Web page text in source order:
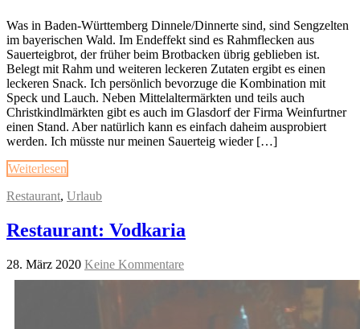
Was in Baden-Württemberg Dinnele/Dinnerte sind, sind Sengzelten
im bayerischen Wald. Im Endeffekt sind es Rahmflecken aus
Sauerteigbrot, der früher beim Brotbacken übrig geblieben ist.
Belegt mit Rahm und weiteren leckeren Zutaten ergibt es einen
leckeren Snack. Ich persönlich bevorzuge die Kombination mit
Speck und Lauch. Neben Mittelaltermärkten und teils auch
Christkindlmärkten gibt es auch im Glasdorf der Firma Weinfurtner
einen Stand. Aber natürlich kann es einfach daheim ausprobiert
werden. Ich müsste nur meinen Sauerteig wieder […]
Weiterlesen
Restaurant, Urlaub
Restaurant: Vodkaria
28. März 2020 Keine Kommentare